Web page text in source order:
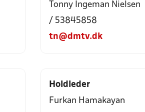
Tonny Ingeman Nielsen
/ 53845858
tn@dmtv.dk
Holdleder
Furkan Hamakayan